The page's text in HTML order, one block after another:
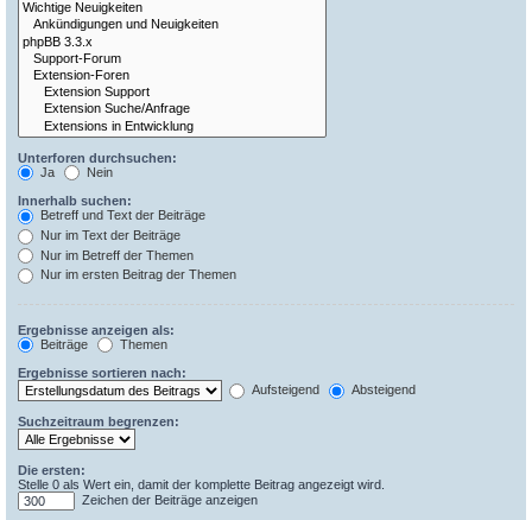
Unterforen durchsuchen:
Ja
Nein
Innerhalb suchen:
Betreff und Text der Beiträge
Nur im Text der Beiträge
Nur im Betreff der Themen
Nur im ersten Beitrag der Themen
Ergebnisse anzeigen als:
Beiträge
Themen
Ergebnisse sortieren nach:
Aufsteigend
Absteigend
Suchzeitraum begrenzen:
Die ersten:
Stelle 0 als Wert ein, damit der komplette Beitrag angezeigt wird.
Zeichen der Beiträge anzeigen